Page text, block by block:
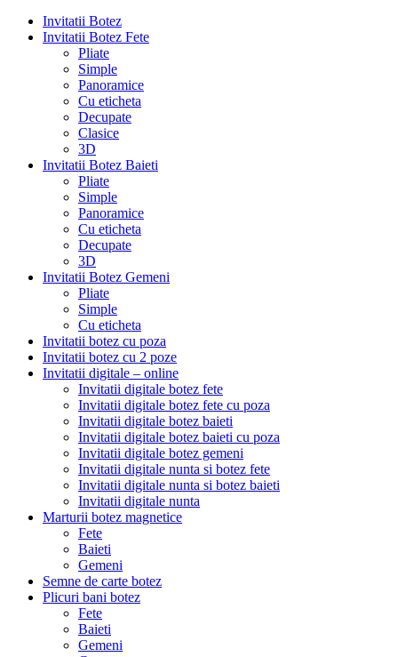
Invitatii Botez
Invitatii Botez Fete
Pliate
Simple
Panoramice
Cu eticheta
Decupate
Clasice
3D
Invitatii Botez Baieti
Pliate
Simple
Panoramice
Cu eticheta
Decupate
3D
Invitatii Botez Gemeni
Pliate
Simple
Cu eticheta
Invitatii botez cu poza
Invitatii botez cu 2 poze
Invitatii digitale – online
Invitatii digitale botez fete
Invitatii digitale botez fete cu poza
Invitatii digitale botez baieti
Invitatii digitale botez baieti cu poza
Invitatii digitale botez gemeni
Invitatii digitale nunta si botez fete
Invitatii digitale nunta si botez baieti
Invitatii digitale nunta
Marturii botez magnetice
Fete
Baieti
Gemeni
Semne de carte botez
Plicuri bani botez
Fete
Baieti
Gemeni